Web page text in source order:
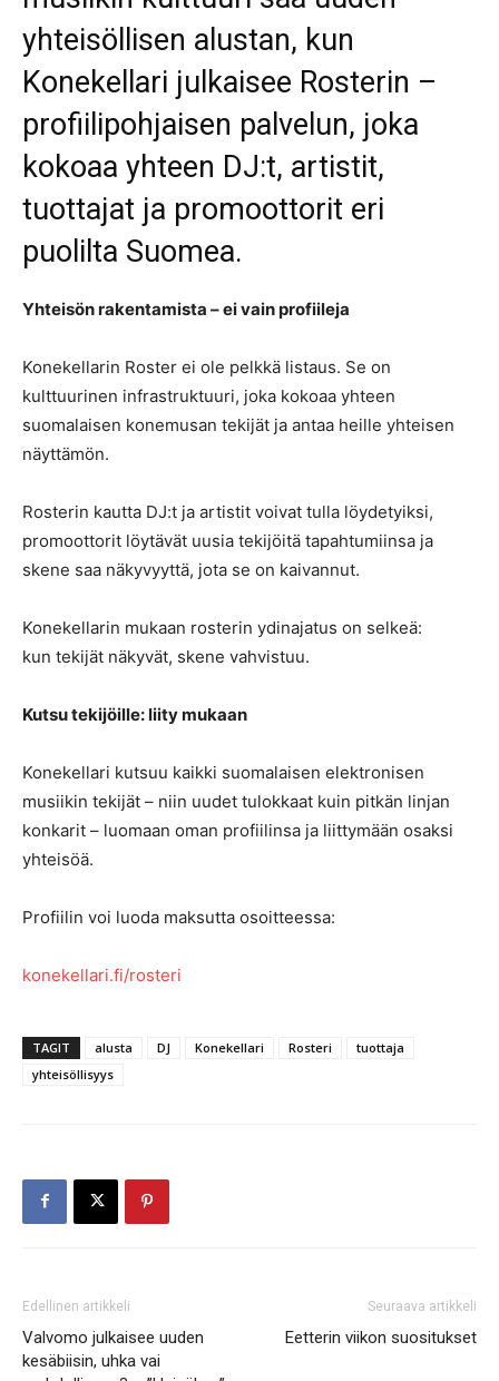
yhteisöllisen alustan, kun
Konekellari julkaisee Rosterin –
profiilipohjaisen palvelun, joka
kokoaa yhteen DJ:t, artistit,
tuottajat ja promoottorit eri
puolilta Suomea.
Yhteisön rakentamista – ei vain profiileja
Konekellarin Roster ei ole pelkkä listaus. Se on
kulttuurinen infrastruktuuri, joka kokoaa yhteen
suomalaisen konemusan tekijät ja antaa heille yhteisen
näyttämön.
Rosterin kautta DJ:t ja artistit voivat tulla löydetyiksi,
promoottorit löytävät uusia tekijöitä tapahtumiinsa ja
skene saa näkyvyyttä, jota se on kaivannut.
Konekellarin mukaan rosterin ydinajatus on selkeä:
kun tekijät näkyvät, skene vahvistuu.
Kutsu tekijöille: liity mukaan
Konekellari kutsuu kaikki suomalaisen elektronisen
musiikin tekijät – niin uudet tulokkaat kuin pitkän linjan
konkarit – luomaan oman profiilinsa ja liittymään osaksi
yhteisöä.
Profiilin voi luoda maksutta osoitteessa:
konekellari.fi/rosteri
TAGIT alusta DJ Konekellari Rosteri
tuottaja
yhteisöllisyys
Edellinen artikkeli
Valvomo julkaisee uuden
kesäbiisin, uhka vai
Seuraava artikkeli
Eetterin viikon suositukset